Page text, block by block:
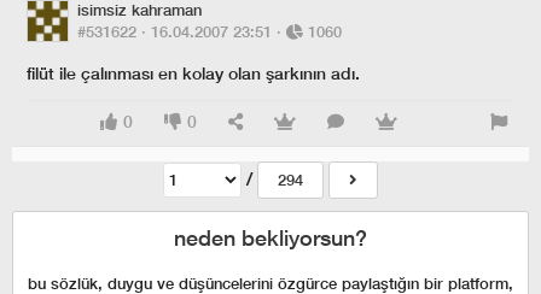
isimsiz kahraman
#531622 · 16.04.2007 23:51 · 1060
filüt ile çalınması en kolay olan şarkının adı.
0 0
/ 294
neden bekliyorsun?
bu sözlük, duygu ve düşüncelerini özgürce paylaştığın bir platform,